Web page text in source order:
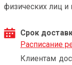
физических лиц и
Срок
Расписание
Клиентам